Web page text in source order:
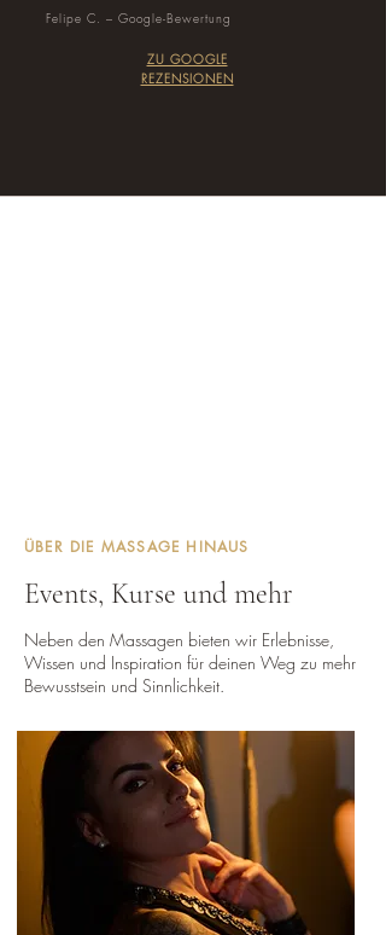
ZU GOOGLE
REZENSIONEN
Felipe C. – Google-Bewertung
ÜBER DIE MASSAGE HINAUS
Events, Kurse und mehr
Neben den Massagen bieten wir Erlebnisse,
Wissen und Inspiration für deinen Weg zu mehr
Bewusstsein und Sinnlichkeit.